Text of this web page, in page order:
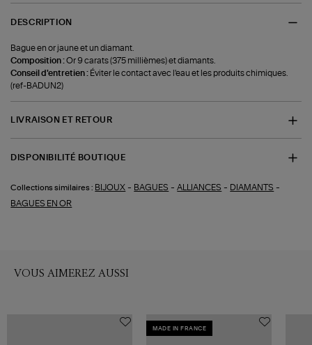
DESCRIPTION
Bague en or jaune et un diamant.
Composition :Or 9 carats (375 millièmes) et diamants.
Conseil d'entretien : Éviter le contact avec l'eau et les produits chimiques.
(ref-BADUN2)
LIVRAISON ET RETOUR
DISPONIBILITÉ BOUTIQUE
Collections similaires : BIJOUX - BAGUES -ALLIANCES - DIAMANTS -
BAGUES EN OR
VOUS AIMEREZ AUSSI
MADE IN FRANCE